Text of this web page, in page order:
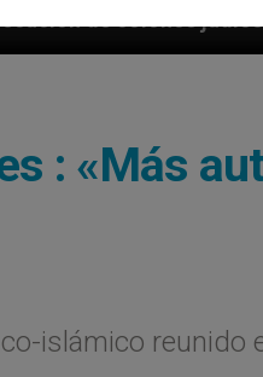
que afecta a
: «Más
islámico reunido